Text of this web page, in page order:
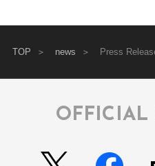
TOP news Press
OFFICIAL